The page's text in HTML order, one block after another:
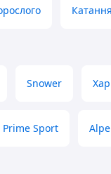
Snower
Prime Sport